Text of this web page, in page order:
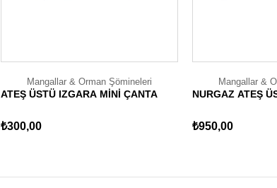
Mangallar & Orman Şömineleri
ATEŞ ÜSTÜ IZGARA MİNİ ÇANTA
₺300,00
Mangallar &
NURGAZ ATEŞ
₺950,00